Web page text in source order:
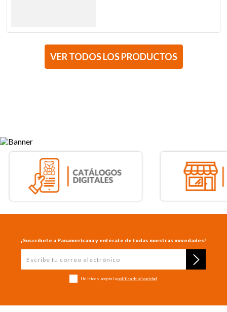
¡Suscríbete a Panamericana y entérate de todas nuestras novedades!
He leído y acepto la política de privacidad